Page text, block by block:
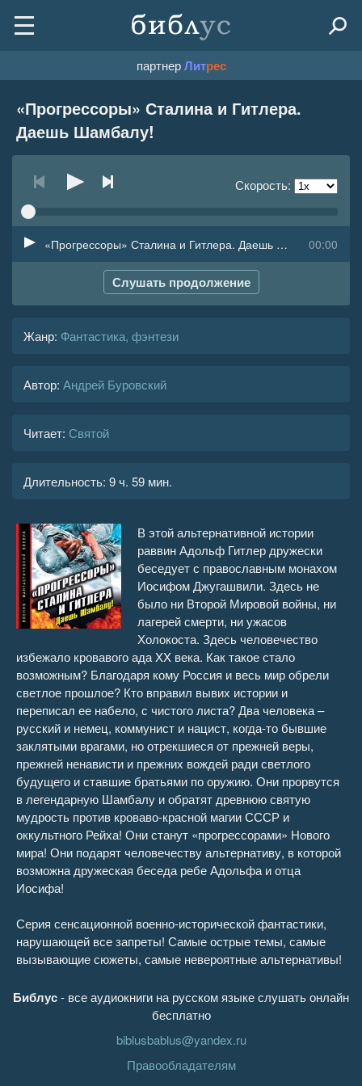
партнерЛитрес
«Прогрессоры» Сталина и Гитлера.
Даешь Шамбалу!
Скорость:
00:00
«Прогрессоры» Сталина и Гитлера. Даешь Шамбалу!
Слушать продолжение
Жанр: Фантастика, фэнтези
Автор: Андрей Буровский
Читает: Святой
Длительность: 9 ч. 59 мин.
В этой альтернативной истории
раввин Адольф Гитлер дружески
беседует с православным монахом
Иосифом Джугашвили. Здесь не
было ни Второй Мировой войны, ни
лагерей смерти, ни ужасов
Холокоста. Здесь человечество
избежало кровавого ада XX века. Как такое стало
возможным? Благодаря кому Россия и весь мир обрели
светлое прошлое? Кто вправил вывих истории и
переписал ее набело, с чистого листа? Два человека –
русский и немец, коммунист и нацист, когда-то бывшие
заклятыми врагами, но отрекшиеся от прежней веры,
прежней ненависти и прежних вождей ради светлого
будущего и ставшие братьями по оружию. Они прорвутся
в легендарную Шамбалу и обратят древнюю святую
мудрость против кроваво-красной магии СССР и
оккультного Рейха! Они станут «прогрессорами» Нового
мира! Они подарят человечеству альтернативу, в которой
возможна дружеская беседа ребе Адольфа и отца
Иосифа!
Серия сенсационной военно-исторической фантастики,
нарушающей все запреты! Самые острые темы, самые
вызывающие сюжеты, самые невероятные альтернативы!
Библус- все аудиокниги на русском языке слушать онлайн
бесплатно
biblusbablus@yandex.ru
Правообладателям